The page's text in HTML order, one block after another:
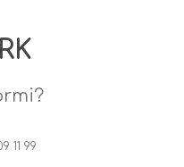
11 99